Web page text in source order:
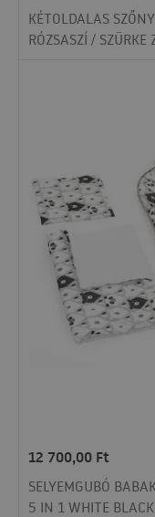
KÉTOLDALAS
RÓZSASZÍ / SZÜRKE
12 700,00 Ft
SELYEMGUBÓ
5 IN 1 WHITE